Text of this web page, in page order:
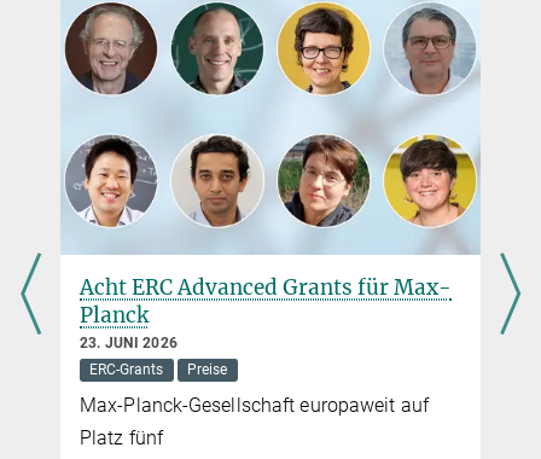
Acht ERC Advanced Grants für Max-
Planck
23. JUNI 2026
ERC-Grants
Preise
Max-Planck-Gesellschaft europaweit auf
Platz fünf